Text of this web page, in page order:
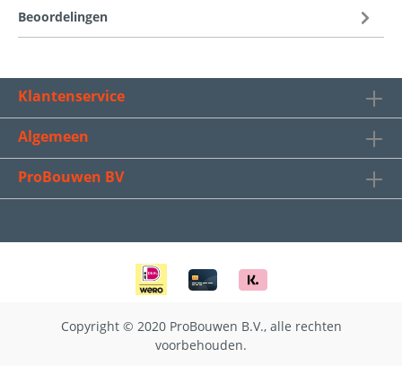
Beoordelingen
Klantenservice
Algemeen
ProBouwen BV
Copyright © 2020 ProBouwen B.V., alle rechten
voorbehouden.